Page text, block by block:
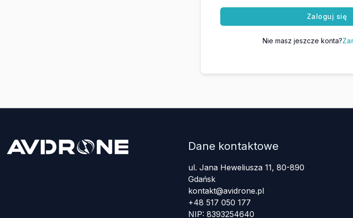
Zaloguj się
Nie masz jeszcze konta?
Dane kontaktowe
ul. Jana Heweliusza 11, 80-890
Gdańsk
kontakt@avidrone.pl
+48 517 050 177
NIP: 8393254640